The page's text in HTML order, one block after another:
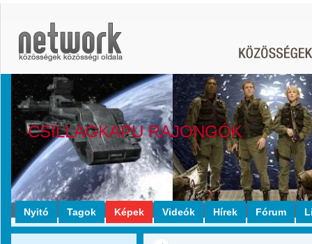
CSILLAGKAPU RAJONGÓK
Nyitó Tagok Képek Videók Hírek Fórum